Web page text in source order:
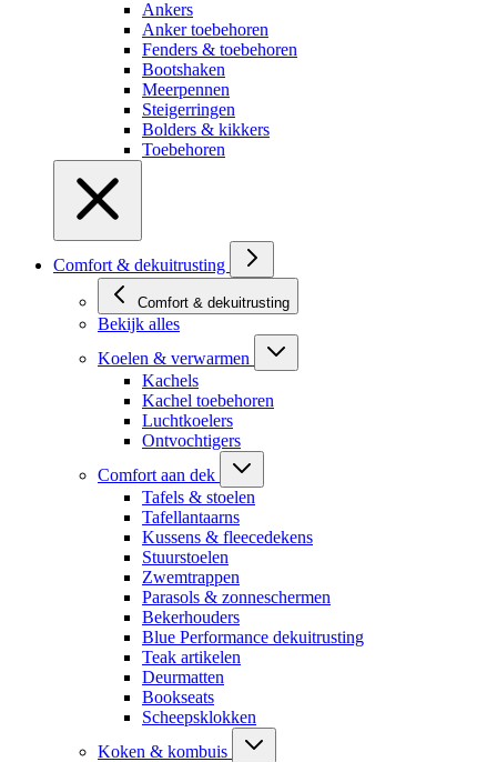
Ankers
Anker toebehoren
Fenders & toebehoren
Bootshaken
Meerpennen
Steigerringen
Bolders & kikkers
Toebehoren
Comfort & dekuitrusting
Comfort & dekuitrusting
Bekijk alles
Koelen & verwarmen
Kachels
Kachel toebehoren
Luchtkoelers
Ontvochtigers
Comfort aan dek
Tafels & stoelen
Tafellantaarns
Kussens & fleecedekens
Stuurstoelen
Zwemtrappen
Parasols & zonneschermen
Bekerhouders
Blue Performance dekuitrusting
Teak artikelen
Deurmatten
Bookseats
Scheepsklokken
Koken & kombuis